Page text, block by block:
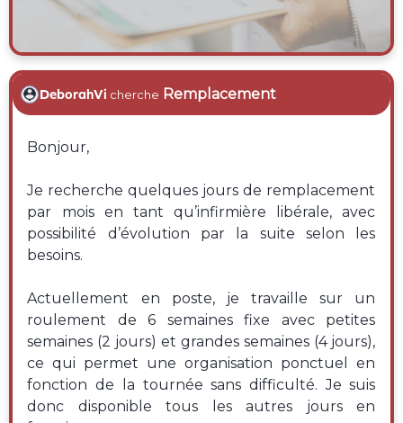
DeborahVi cherche Remplacement
Bonjour,
Je recherche quelques jours de remplacement
par mois en tant qu’infirmière libérale, avec
possibilité d’évolution par la suite selon les
besoins.
Actuellement en poste, je travaille sur un
roulement de 6 semaines fixe avec petites
semaines (2 jours) et grandes semaines (4 jours),
ce qui permet une organisation ponctuel en
fonction de la tournée sans difficulté. Je suis
donc disponible tous les autres jours en